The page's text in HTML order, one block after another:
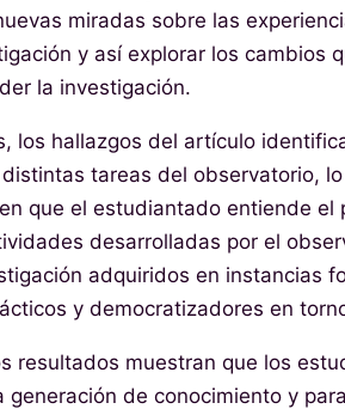
miradas sobre las
y así explorar los cambios
la investigación.
los hallazgos del artículo
tareas del observatorio,
que el estudiantado entiende el
desarrolladas por el
adquiridos en instancias
y democratizadores en
resultados muestran que los
generación de conocimiento y